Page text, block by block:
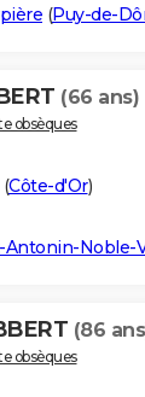
(Puy-de-
(66 ans)
obsèques
(Côte-d'Or)
Antonin-Noble-
(86
obsèques